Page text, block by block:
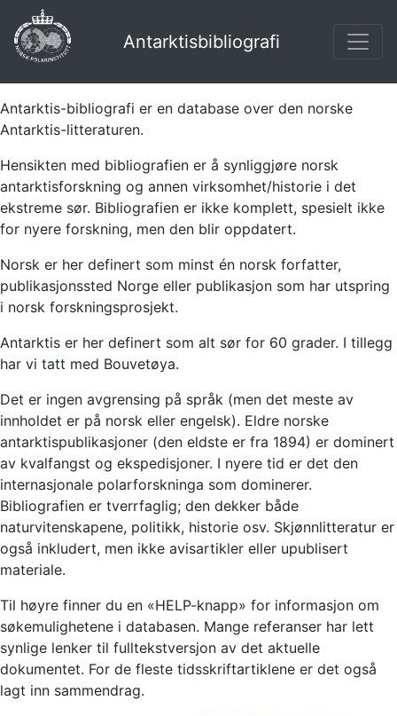
Antarktisbibliografi
Antarktis-bibliografi er en database over den norske
Antarktis-litteraturen.
Hensikten med bibliografien er å synliggjøre norsk
antarktisforskning og annen virksomhet/historie i det
ekstreme sør. Bibliografien er ikke komplett, spesielt ikke
for nyere forskning, men den blir oppdatert.
Norsk er her definert som minst én norsk forfatter,
publikasjonssted Norge eller publikasjon som har utspring
i norsk forskningsprosjekt.
Antarktis er her definert som alt sør for 60 grader. I tillegg
har vi tatt med Bouvetøya.
Det er ingen avgrensing på språk (men det meste av
innholdet er på norsk eller engelsk). Eldre norske
antarktispublikasjoner (den eldste er fra 1894) er dominert
av kvalfangst og ekspedisjoner. I nyere tid er det den
internasjonale polarforskninga som dominerer.
Bibliografien er tverrfaglig; den dekker både
naturvitenskapene, politikk, historie osv. Skjønnlitteratur er
også inkludert, men ikke avisartikler eller upublisert
materiale.
Til høyre finner du en «HELP-knapp» for informasjon om
søkemulighetene i databasen. Mange referanser har lett
synlige lenker til fulltekstversjon av det aktuelle
dokumentet. For de fleste tidsskriftartiklene er det også
lagt inn sammendrag.